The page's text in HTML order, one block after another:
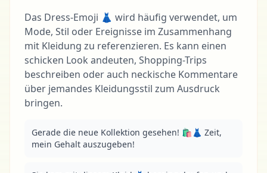
Das Dress-Emoji 👗 wird häufig verwendet, um
Mode, Stil oder Ereignisse im Zusammenhang
mit Kleidung zu referenzieren. Es kann einen
schicken Look andeuten, Shopping-Trips
beschreiben oder auch neckische Kommentare
über jemandes Kleidungsstil zum Ausdruck
bringen.
Gerade die neue Kollektion gesehen! 🛍👗 Zeit,
mein Gehalt auszugeben!